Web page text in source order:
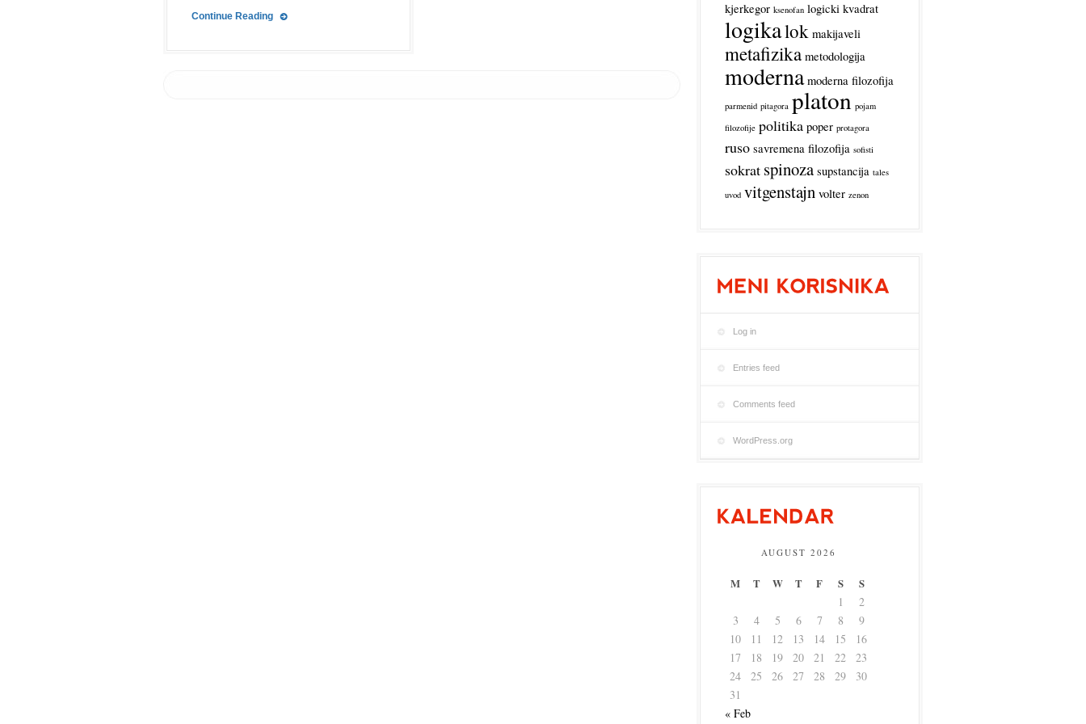
Continue Reading
kjerkegor ksenofan logicki kvadrat
logikalok makijaveli
metafizika metodologija
moderna moderna filozofija
parmenid pitagora platon pojam
filozofije politika poper protagora
ruso savremena filozofija sofisti
sokrat spinoza supstancija tales
uvod vitgenstajn volter zenon
Log in
Entries feed
Comments feed
WordPress.org
AUGUST 2026
M T W T F S S
1
2
3
4 5 6 7 8
9
10
11 12 13 14 15
16
17
18 19 20 21 22
23
24
25 26 27 28 29
30
31
« Feb